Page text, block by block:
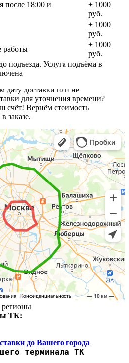
после 18:00 и
+ 1000
руб.
+ 1000
руб.
работы
+ 1000
руб.
подъезда. Услуга подъёма в
доставки или не
для уточнения времени?
счёт! Вернём стоимость
заказе.
регионы
ТК:
до Вашего города
терминала ТК